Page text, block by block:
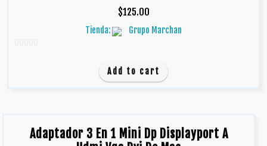
$125.00
Tienda: Grupo Marchan
Add to cart
Adaptador 3 En 1 Mini Dp Displayport A